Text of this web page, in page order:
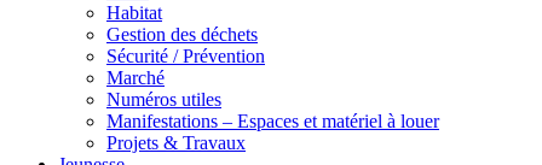
Habitat
Gestion des déchets
Sécurité / Prévention
Marché
Numéros utiles
Manifestations – Espaces et matériel à louer
Projets & Travaux